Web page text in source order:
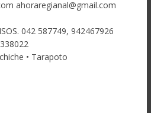
ahoraregianal@gmail.com
042 587749, 942467926
• Tarapoto